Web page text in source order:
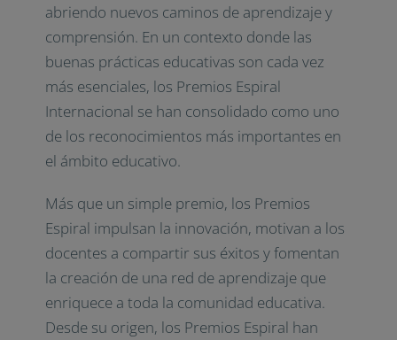
abriendo nuevos caminos de aprendizaje y
comprensión. En un contexto donde las
buenas prácticas educativas son cada vez
más esenciales, los Premios Espiral
Internacional se han consolidado como uno
de los reconocimientos más importantes en
el ámbito educativo.
Más que un simple premio, los Premios
Espiral impulsan la innovación, motivan a los
docentes a compartir sus éxitos y fomentan
la creación de una red de aprendizaje que
enriquece a toda la comunidad educativa.
Desde su origen, los Premios Espiral han